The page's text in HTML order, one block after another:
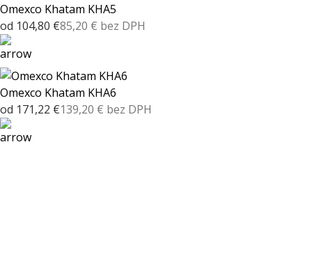
Omexco Khatam KHA5
od 104,80 €85,20 € bez DPH
Omexco Khatam KHA6
od 171,22 €139,20 € bez DPH